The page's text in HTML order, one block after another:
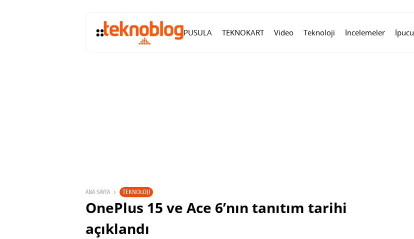
PUSULA TEKNOKART Video Teknoloji İncelemeler İpucu
ANA SAYFA TEKNOLOJI
OnePlus 15 ve Ace 6’nın tanıtım tarihi
açıklandı